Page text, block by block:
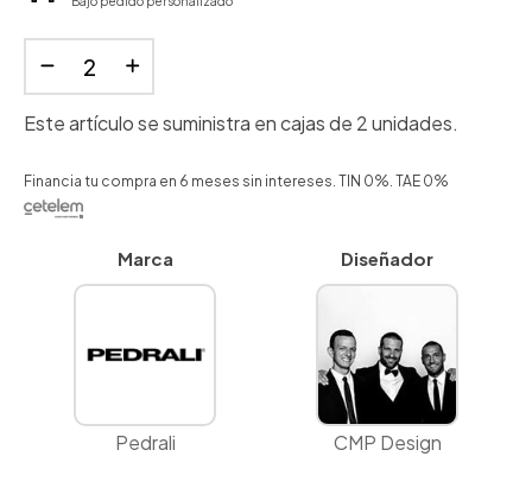
Este artículo se suministra en cajas de 2 unidades.
Financia tu compra en 6 meses sin intereses. TIN 0%. TAE 0%
Marca
Pedrali
Diseñador
CMP Design